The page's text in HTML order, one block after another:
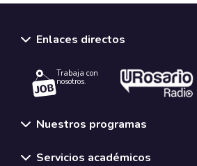
Enlaces directos
Trabaja con
nosotros.
Nuestros programas
Servicios académicos